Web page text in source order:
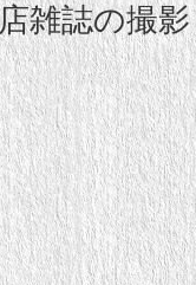
雑誌の撮